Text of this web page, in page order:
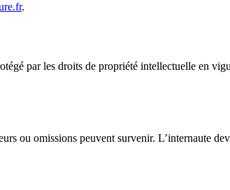
.
par les droits de propriété intellectuelle en
omissions peuvent survenir. L’internaute